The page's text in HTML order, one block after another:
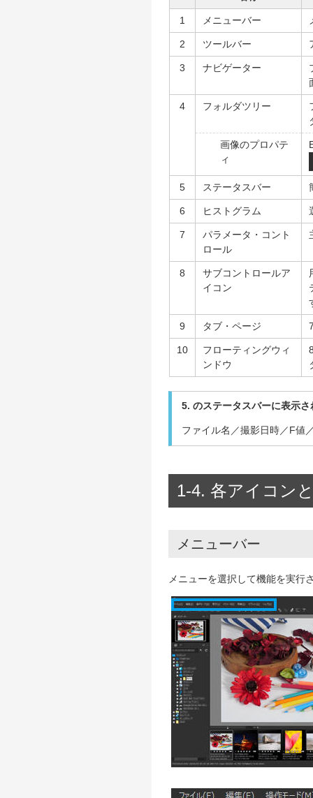
1 メニューバー
2 ツールバー
3 ナビゲーター
4 フォルダツリー
画像のプロパテ
ィ
5 ステータスバー
6 ヒストグラム
7
パラメータ・コント
ロール
8
サブコントロールア
イコン
9 タブ・ページ
10
フローティングウィ
ンドウ
5. のステータスバーに表示
ファイル名／撮影日時／F値
1-4. 各アイコン
メニューバー
メニューを選択して機能を実行